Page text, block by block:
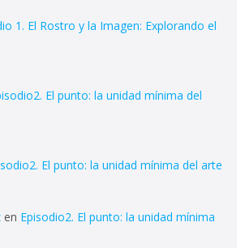
1. El Rostro y la Imagen: Explorando el
El punto: la unidad mínima del
El punto: la unidad mínima del arte
en Episodio2. El punto: la unidad mínima